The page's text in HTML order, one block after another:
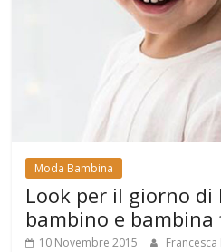
Moda Bambina
Look per il giorno di
bambino e bambina
10 Novembre 2015 Francesca